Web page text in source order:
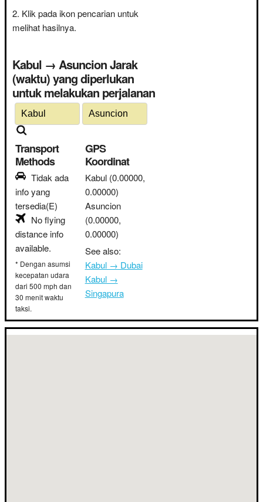
Klik pada ikon pencarian untuk
melihat hasilnya.
Kabul → Asuncion Jarak
(waktu) yang diperlukan
untuk melakukan perjalanan
Transport
Methods
Tidak ada
info yang
tersedia(E)
No flying
distance info
available.
* Dengan asumsi
kecepatan udara
dari 500 mph dan
30 menit waktu
taksi.
GPS
Koordinat
Kabul (0.00000,
0.00000)
Asuncion
(0.00000,
0.00000)
See also:
Kabul → Dubai
Kabul →
Singapura